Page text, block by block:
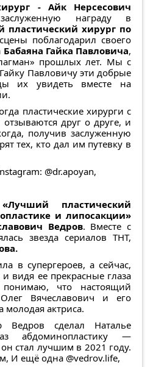
- Айк Нерсесович
награду в
пластический хирург по
поблагодарил своего
Бабаяна Гайка Павловича,
прошлых лет. Мы с
Павловичу эти добрые
их увидеть вместе на
пластические хирурги с
друг о друге, и
получив заслуженную
тех, кто дал им путевку в
@dr.apoyan,
«Лучший пластический
и липосакции»
Ведров. Вместе с
звезда сериалов ТНТ,
в супергероев, а сейчас,
видя ее прекрасные глаза
что настоящий
Вячеславович и его
актриса.
Ведров сделал Наталье
абдоминопластику —
стал лучшим в 2021 году.
И ещё одна @vedrov.life,